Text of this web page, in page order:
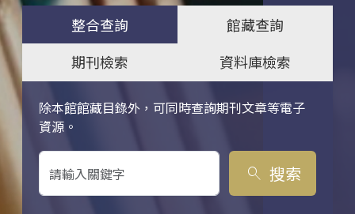
整合查詢
館藏查詢
期刊檢索
資料庫檢索
除本館館藏目錄外，可同時查詢期刊文章等電子
資源。
關鍵字搜尋
search 搜索